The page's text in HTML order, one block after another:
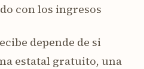
con los ingresos
depende de si
estatal gratuito, una